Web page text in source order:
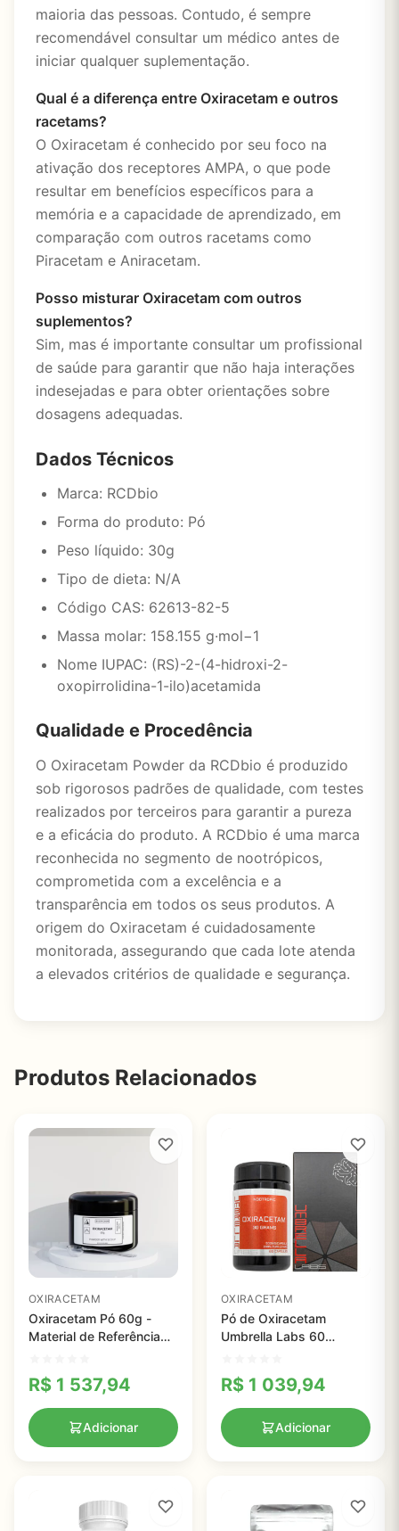
maioria das pessoas. Contudo, é sempre
recomendável consultar um médico antes de
iniciar qualquer suplementação.
Qual é a diferença entre Oxiracetam e outros
racetams?
O Oxiracetam é conhecido por seu foco na
ativação dos receptores AMPA, o que pode
resultar em benefícios específicos para a
memória e a capacidade de aprendizado, em
comparação com outros racetams como
Piracetam e Aniracetam.
Posso misturar Oxiracetam com outros
suplementos?
Sim, mas é importante consultar um profissional
de saúde para garantir que não haja interações
indesejadas e para obter orientações sobre
dosagens adequadas.
Dados Técnicos
Marca: RCDbio
Forma do produto: Pó
Peso líquido: 30g
Tipo de dieta: N/A
Código CAS: 62613-82-5
Massa molar: 158.155 g·mol−1
Nome IUPAC: (RS)-2-(4-hidroxi-2-
oxopirrolidina-1-ilo)acetamida
Qualidade e Procedência
O Oxiracetam Powder da RCDbio é produzido
sob rigorosos padrões de qualidade, com testes
realizados por terceiros para garantir a pureza
e a eficácia do produto. A RCDbio é uma marca
reconhecida no segmento de nootrópicos,
comprometida com a excelência e a
transparência em todos os seus produtos. A
origem do Oxiracetam é cuidadosamente
monitorada, assegurando que cada lote atenda
a elevados critérios de qualidade e segurança.
Produtos Relacionados
OXIRACETAM
Oxiracetam Pó 60g -
Material de Referência
Qualidade
R$ 1 537,94
Adicionar
OXIRACETAM
Pó de Oxiracetam
Umbrella Labs 60
Laboratorial
R$ 1 039,94
Adicionar